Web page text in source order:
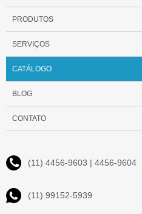
PRODUTOS
SERVIÇOS
CATÁLOGO
BLOG
CONTATO
(11) 4456-9603 | 4456-9604
(11) 99152-5939